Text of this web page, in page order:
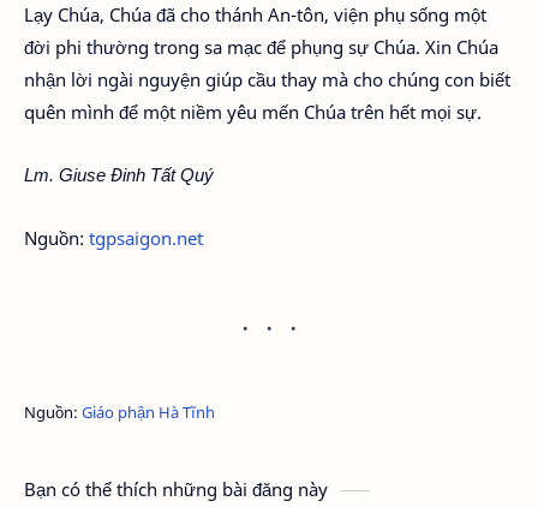
Lạy Chúa, Chúa đã cho thánh An-tôn, viện phụ sống một
đời phi thường trong sa mạc để phụng sự Chúa. Xin Chúa
nhận lời ngài nguyện giúp cầu thay mà cho chúng con biết
quên mình để một niềm yêu mến Chúa trên hết mọi sự.
Lm. Giuse Đinh Tất Quý
Nguồn: tgpsaigon.net
Nguồn: Giáo phận Hà Tĩnh
Bạn có thể thích những bài đăng này